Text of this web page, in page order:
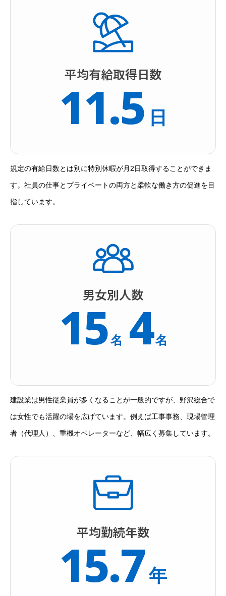
平均有給取得日数
11.5 日
規定の有給日数とは別に特別休暇が月2日取得することができま
す。社員の仕事とプライベートの両方と柔軟な働き方の促進を目
指しています。
男女別人数
15名 4名
建設業は男性従業員が多くなることが一般的ですが、野沢総合で
は女性でも活躍の場を広げています。例えば工事事務、現場管理
者（代理人）、重機オペレーターなど、幅広く募集しています。
平均勤続年数
15.7年